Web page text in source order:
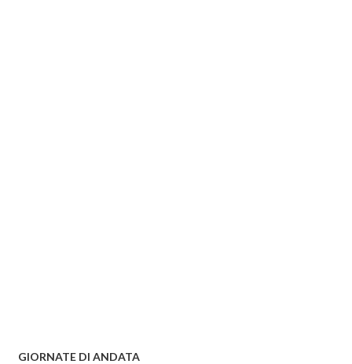
GIORNATE DI ANDATA